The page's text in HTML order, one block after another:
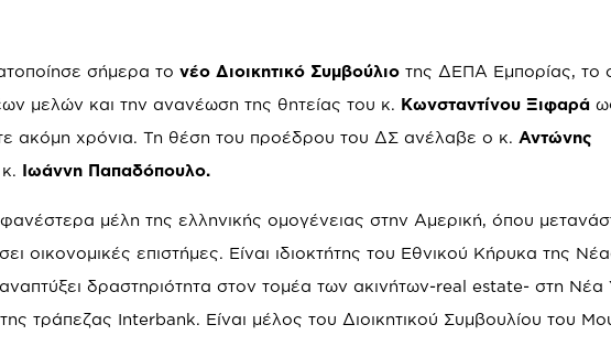
σήμερα τονέο Διοικητικό Συμβούλιο της ΔΕΠΑ Εμπορίας, το
μελών και την ανανέωση της θητείας του κ. Κωνσταντίνου Ξιφαρά
ακόμη χρόνια. Τη θέση του προέδρου του ΔΣ ανέλαβε ο κ. Αντώνης
Ιωάννη Παπαδόπουλο.
μέλη της ελληνικής ομογένειας στην Αμερική, όπου
οικονομικές επιστήμες. Είναι ιδιοκτήτης του Εθνικού Κήρυκα της
δραστηριότητα στον τομέα των ακινήτων-real estate- στη Νέα
τράπεζας Interbank. Είναι μέλος του Διοικητικού Συμβουλίου του